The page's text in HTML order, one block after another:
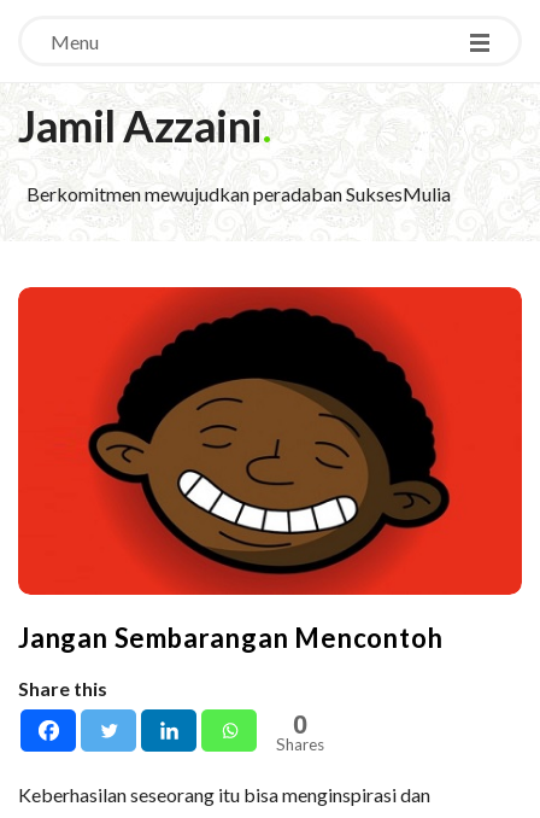
Menu
Jamil Azzaini.
Berkomitmen mewujudkan peradaban SuksesMulia
Jangan Sembarangan Mencontoh
Share this
0
Shares
Keberhasilan seseorang itu bisa menginspirasi dan